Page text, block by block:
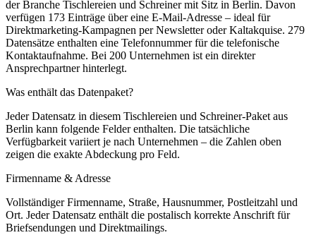
der Branche Tischlereien und Schreinermit Sitz in Berlin. Davon
verfügen 173 Einträge über eine E-Mail-Adresse – ideal für
Direktmarketing-Kampagnen per Newsletter oder Kaltakquise. 279
Datensätze enthalten eine Telefonnummer für die telefonische
Kontaktaufnahme. Bei 200 Unternehmen ist ein direkter
Ansprechpartner hinterlegt.
Was enthält das Datenpaket?
Jeder Datensatz in diesem Tischlereien und Schreiner-Paket aus
Berlin kann folgende Felder enthalten. Die tatsächliche
Verfügbarkeit variiert je nach Unternehmen – die Zahlen oben
zeigen die exakte Abdeckung pro Feld.
Firmenname & Adresse
Vollständiger Firmenname, Straße, Hausnummer, Postleitzahl und
Ort. Jeder Datensatz enthält die postalisch korrekte Anschrift für
Briefsendungen und Direktmailings.